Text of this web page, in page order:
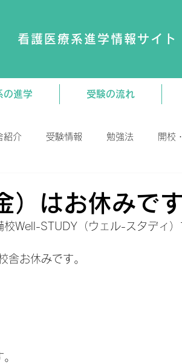
看護医療系進学情報サイ
の進学 受験の流れ
紹介 受験情報 勉強法 開校
はお休みです
Well-STUDY（ウェル-スタディ）
舎お休みです。